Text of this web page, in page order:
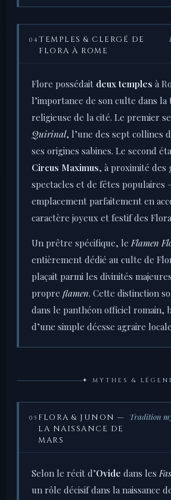
04 TEMPLES & CLERGÉ DE
FLORA À ROME
Flore possédait deux temples à
l’importance de son culte dans la
religieuse de la cité. Le premier
Quirinal, l’une des sept collines
ses origines sabines. Le second
Circus Maximus, à proximité des
spectacles et de fêtes populaires
emplacement parfaitement en
caractère joyeux et festif des
Un prêtre spécifique, leFlamen
entièrement dédié au culte de
plaçait parmi les divinités
propre flamen. Cette distinction
dans le panthéon officiel romain,
d’une simple déesse agraire
✦ MYTHES &
05 FLORA & JUNON —
LA NAISSANCE DE
MARS
Tradition
Selon le récit d’Ovide dans les
un rôle décisif dans la naissance